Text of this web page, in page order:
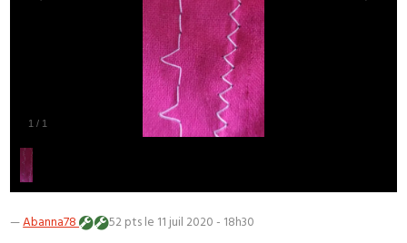
1 / 1
—Abanna78 52 ptsle 11 juil 2020 - 18h30